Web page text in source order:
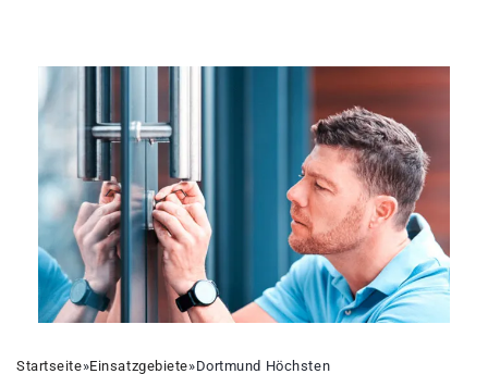
Startseite»Einsatzgebiete»Dortmund Höchsten